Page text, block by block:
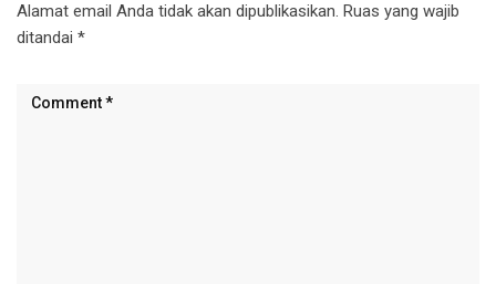
Alamat email Anda tidak akan dipublikasikan. Ruas yang wajib
ditandai *